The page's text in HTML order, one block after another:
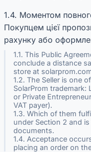
1.4. Моментом
Покупцем цієї
рахунку або
1.1. This Public
conclude a distance
store at
1.2. The Seller is one
SolarProm trademark:
or Private
VAT payer).
1.3. Which of them
under Section 2 and
documents.
1.4. Acceptance
placing an order on